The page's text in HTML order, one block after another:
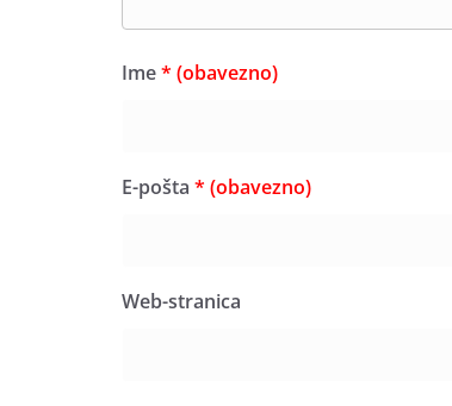
Ime* (obavezno)
E-pošta * (obavezno)
Web-stranica